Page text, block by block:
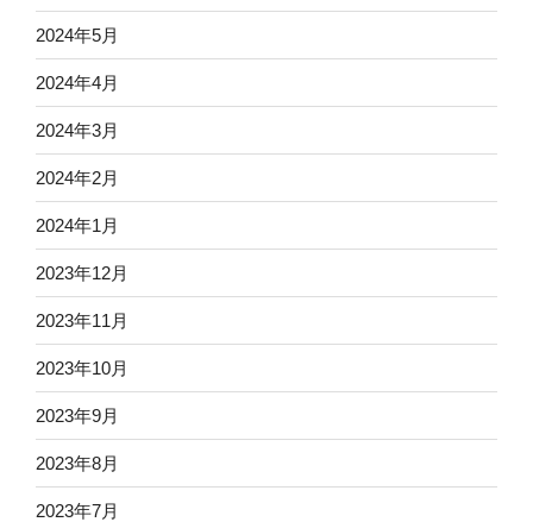
2024年5月
2024年4月
2024年3月
2024年2月
2024年1月
2023年12月
2023年11月
2023年10月
2023年9月
2023年8月
2023年7月